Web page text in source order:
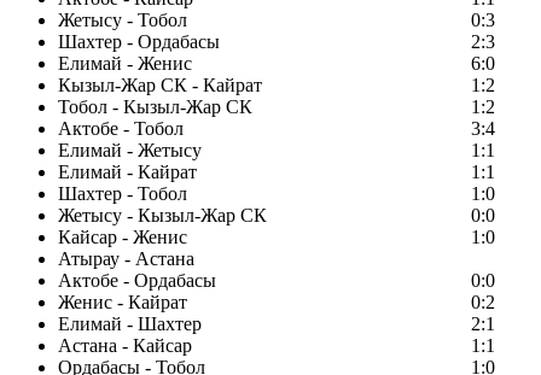
Жетысу - Тобол
0:3
Шахтер - Ордабасы
2:3
Елимай - Женис
6:0
Кызыл-Жар СК - Кайрат
1:2
Тобол - Кызыл-Жар СК
1:2
Актобе - Тобол
3:4
Елимай - Жетысу
1:1
Елимай - Кайрат
1:1
Шахтер - Тобол
1:0
Жетысу - Кызыл-Жар СК
0:0
Кайсар - Женис
1:0
Атырау - Астана
Актобе - Ордабасы
0:0
Женис - Кайрат
0:2
Елимай - Шахтер
2:1
Астана - Кайсар
1:1
Ордабасы - Тобол
1:0